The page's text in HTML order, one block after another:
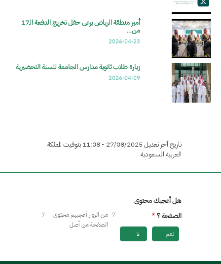
أمير منطقة الرياض يرعى حفل تخريج الدفعة الـ17
من…
2026-04-23
زيارة طلاب ثانوية مدارس الجامعة للسنة التحضيرية
2026-04-09
تاريخ آخر تعديل 27/08/2025 - 11:08 بتوقيت المملكة
العربية السعودية
هل أعجبك محتوى
الصفحة ؟
نعم لا
7 من الزوار أعجبهم محتوى
الصفحة من أصل
7